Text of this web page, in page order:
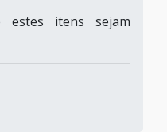
itens sejam